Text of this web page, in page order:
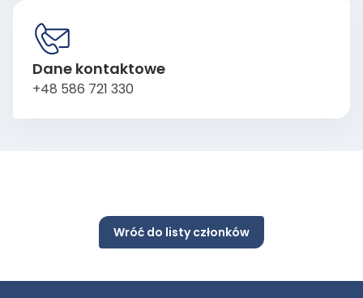
Dane kontaktowe
+48 586 721 330
Wróć do listy członków